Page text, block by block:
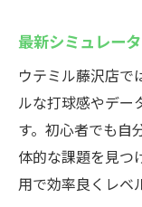
最新シミュレー
ウテミル藤沢店で
ルな打球感やデー
す。初心者でも自
体的な課題を見つ
用で効率良くレベ